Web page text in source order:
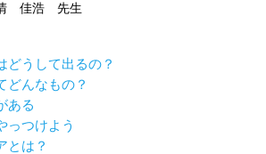
佳浩 先生
どうして出るの？
どんなもの？
ある
っつけよう
とは？